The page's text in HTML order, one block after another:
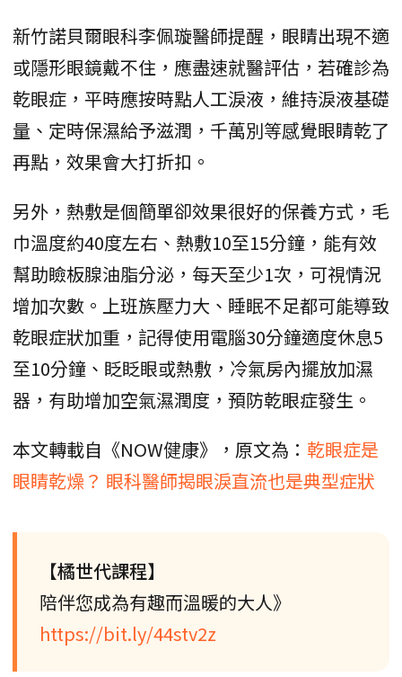
新竹諾貝爾眼科李佩璇醫師提醒，眼睛出現不適
或隱形眼鏡戴不住，應盡速就醫評估，若確診為
乾眼症，平時應按時點人工淚液，維持淚液基礎
量、定時保濕給予滋潤，千萬別等感覺眼睛乾了
再點，效果會大打折扣。
另外，熱敷是個簡單卻效果很好的保養方式，毛
巾溫度約40度左右、熱敷10至15分鐘，能有效
幫助瞼板腺油脂分泌，每天至少1次，可視情況
增加次數。上班族壓力大、睡眠不足都可能導致
乾眼症狀加重，記得使用電腦30分鐘適度休息5
至10分鐘、眨眨眼或熱敷，冷氣房內擺放加濕
器，有助增加空氣濕潤度，預防乾眼症發生。
本文轉載自《NOW健康》，原文為： 乾眼症是
眼睛乾燥？ 眼科醫師揭眼淚直流也是典型症狀
【橘世代課程】
陪伴您成為有趣而溫暖的大人》
https://bit.ly/44stv2z